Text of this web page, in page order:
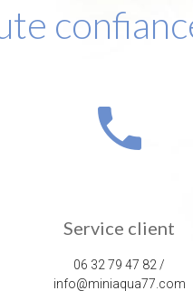
phone
Service client
06 32 79 47 82 /
info@miniaqua77.com